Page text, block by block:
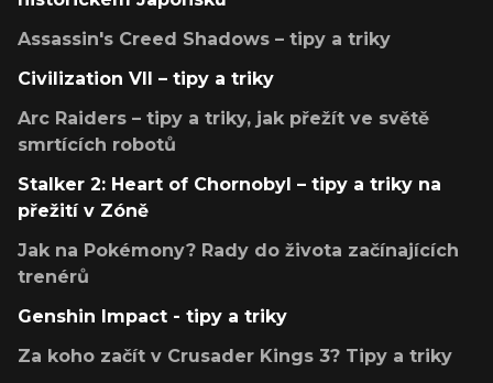
Assassin's Creed Shadows – tipy a triky
Civilization VII – tipy a triky
Arc Raiders – tipy a triky, jak přežít ve světě
smrtících robotů
Stalker 2: Heart of Chornobyl – tipy a triky na
přežití v Zóně
Jak na Pokémony? Rady do života začínajících
trenérů
Genshin Impact - tipy a triky
Za koho začít v Crusader Kings 3? Tipy a triky